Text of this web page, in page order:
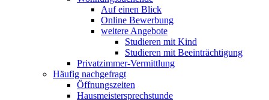
Auf einen Blick
Online Bewerbung
weitere Angebote
Studieren mit Kind
Studieren mit Beeinträchtigung
Privatzimmer-Vermittlung
Häufig nachgefragt
Öffnungszeiten
Hausmeistersprechstunde